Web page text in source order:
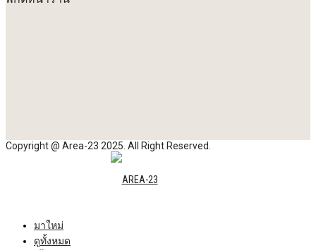
Copyright @ Area-23 2025. All Right Reserved.
มาใหม่
ดูทั้งหมด